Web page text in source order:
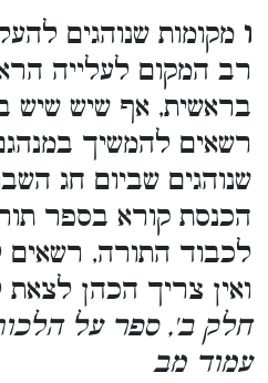
ו מקומות שנוהגים
רב המקום לעלייה
בראשית, אף שיש שיש
רשאים להמשיך
שנוהגים שביום חג
הכנסת קורא בספר
לכבוד התורה, רשאים
ואין צריך הכהן
חלק ב', ספר על
עמוד מב